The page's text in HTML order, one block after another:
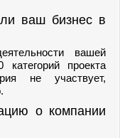
ваш бизнес в
вашей
проекта
не участвует,
о компании